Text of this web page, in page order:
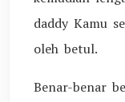
daddy Kamu
oleh betul.
Benar-benar